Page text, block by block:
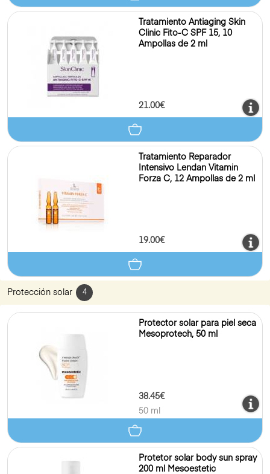
Tratamiento Antiaging Skin
Clinic Fito-C SPF 15, 10
Ampollas de 2 ml
21.00€
Tratamiento Reparador
Intensivo Lendan Vitamin
Forza C, 12 Ampollas de 2 ml
19.00€
Protección solar 4
Protector solar para piel seca
Mesoprotech, 50 ml
38.45€
50 ml
Protetor solar body sun spray
200 ml Mesoestetic